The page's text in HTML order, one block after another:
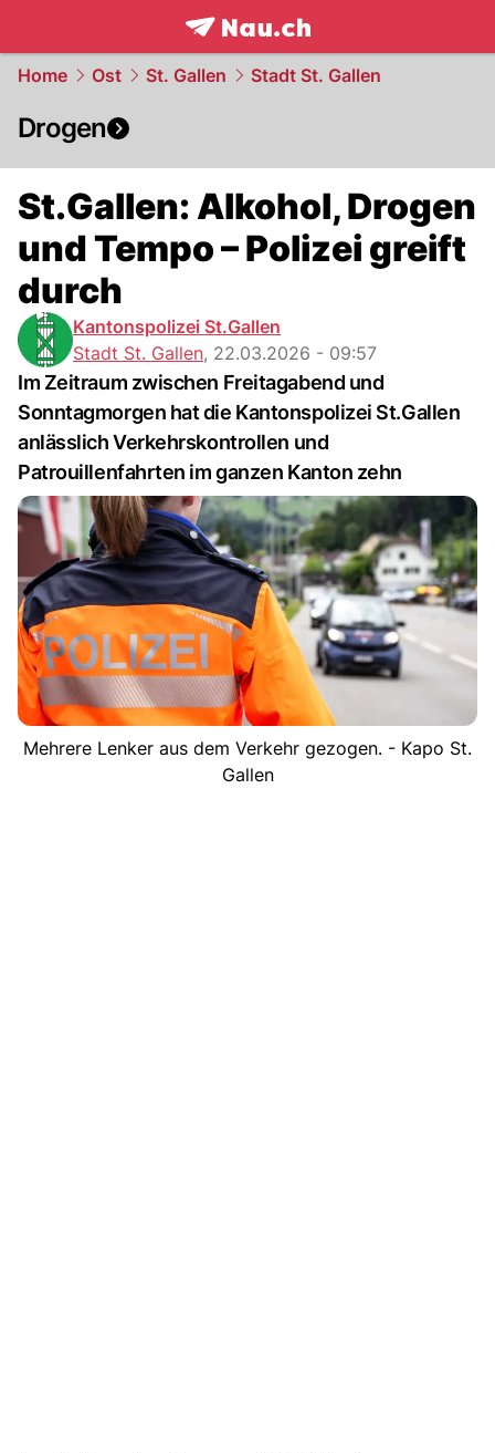
frontpage.NAU.ch
Home Ost St. Gallen Stadt St. Gallen
Drogen
St.Gallen: Alkohol, Drogen
und Tempo – Polizei greift
durch
Kantonspolizei St.Gallen
Stadt St. Gallen, 22.03.2026 - 09:57
Im Zeitraum zwischen Freitagabend und
Sonntagmorgen hat die Kantonspolizei St.Gallen
anlässlich Verkehrskontrollen und
Patrouillenfahrten im ganzen Kanton zehn
Mehrere Lenker aus dem Verkehr gezogen. - Kapo St.
Gallen